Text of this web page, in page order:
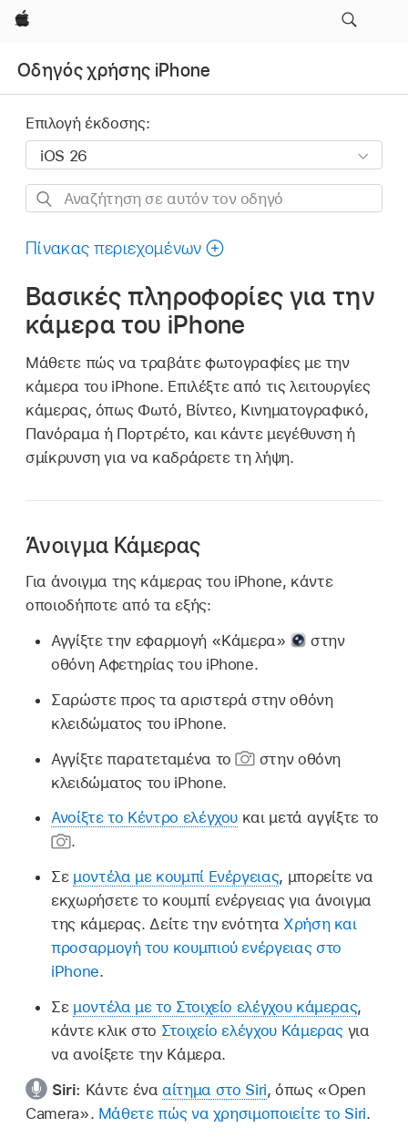
Apple
Οδηγός χρήσης iPhone
Επιλογή έκδοσης:
Αναζήτηση
αυτόν
οδηγό
Πίνακας περιεχομένων
Βασικές πληροφορίες για την
κάμερα του iPhone
Μάθετε πώς να τραβάτε φωτογραφίες με την
κάμερα του iPhone. Επιλέξτε από τις λειτουργίες
κάμερας, όπως Φωτό, Βίντεο, Κινηματογραφικό,
Πανόραμα ή Πορτρέτο, και κάντε μεγέθυνση ή
σμίκρυνση για να καδράρετε τη λήψη.
Άνοιγμα Κάμερας
Για άνοιγμα της κάμερας του iPhone, κάντε
οποιοδήποτε από τα εξής:
Αγγίξτε την εφαρμογή «Κάμερα»
στην
οθόνη Αφετηρίας του iPhone.
Σαρώστε προς τα αριστερά στην οθόνη
κλειδώματος του iPhone.
Αγγίξτε παρατεταμένα το
στην οθόνη
κλειδώματος του iPhone.
Ανοίξτε το Κέντρο ελέγχου και μετά αγγίξτε το
.
Σε μοντέλα με κουμπί Ενέργειας, μπορείτε να
εκχωρήσετε το κουμπί ενέργειας για άνοιγμα
της κάμερας. Δείτε την ενότητα Χρήση και
προσαρμογή του κουμπιού ενέργειας στο
iPhone.
Σε μοντέλα με το Στοιχείο ελέγχου κάμερας,
κάντε κλικ στο Στοιχείο ελέγχου Κάμερας για
να ανοίξετε την Κάμερα.
Siri: Κάντε ένααίτημα στο Siri, όπως «Open
Camera». Μάθετε πώς να χρησιμοποιείτε το Siri.